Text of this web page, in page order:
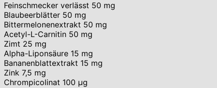
Feinschmecker verlässt 50 mg
Blaubeerblätter 50 mg
Bittermelonenextrakt 50 mg
Acetyl-L-Carnitin 50 mg
Zimt 25 mg
Alpha-Liponsäure 15 mg
Bananenblattextrakt 15 mg
Zink 7,5 mg
Chrompicolinat 100 μg